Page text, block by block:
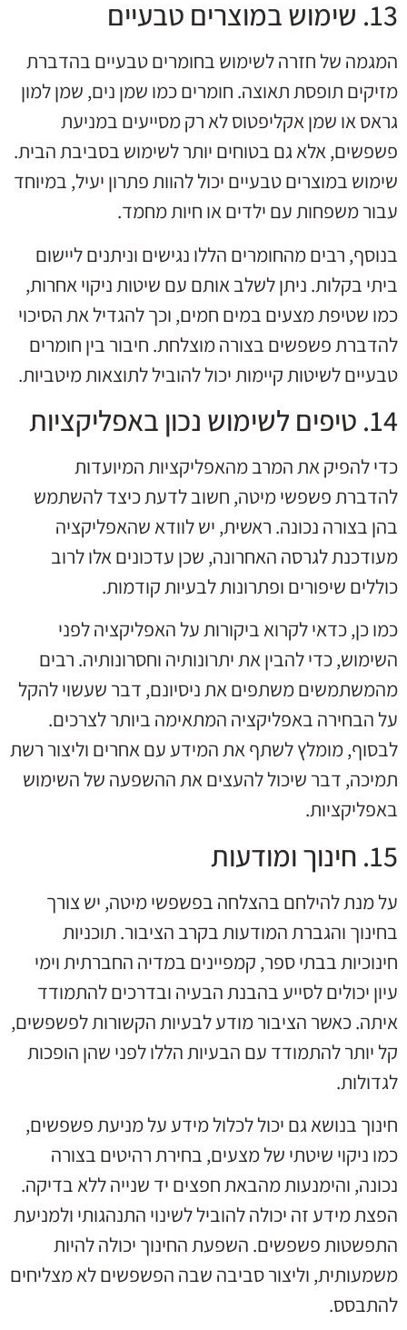
13. שימוש במוצרים טבעיים
המגמה של חזרה לשימוש בחומרים טבעיים בהדברת
מזיקים תופסת תאוצה. חומרים כמו שמן נים, שמן למון
גראס או שמן אקליפטוס לא רק מסייעים במניעת
פשפשים, אלא גם בטוחים יותר לשימוש בסביבת הבית.
שימוש במוצרים טבעיים יכול להוות פתרון יעיל, במיוחד
עבור משפחות עם ילדים או חיות מחמד.
בנוסף, רבים מהחומרים הללו נגישים וניתנים ליישום
ביתי בקלות. ניתן לשלב אותם עם שיטות ניקוי אחרות,
כמו שטיפת מצעים במים חמים, וכך להגדיל את הסיכוי
להדברת פשפשים בצורה מוצלחת. חיבור בין חומרים
טבעיים לשיטות קיימות יכול להוביל לתוצאות מיטביות.
14. טיפים לשימוש נכון באפליקציות
כדי להפיק את המרב מהאפליקציות המיועדות
להדברת פשפשי מיטה, חשוב לדעת כיצד להשתמש
בהן בצורה נכונה. ראשית, יש לוודא שהאפליקציה
מעודכנת לגרסה האחרונה, שכן עדכונים אלו לרוב
כוללים שיפורים ופתרונות לבעיות קודמות.
כמו כן, כדאי לקרוא ביקורות על האפליקציה לפני
השימוש, כדי להבין את יתרונותיה וחסרונותיה. רבים
מהמשתמשים משתפים את ניסיונם, דבר שעשוי להקל
על הבחירה באפליקציה המתאימה ביותר לצרכים.
לבסוף, מומלץ לשתף את המידע עם אחרים וליצור רשת
תמיכה, דבר שיכול להעצים את ההשפעה של השימוש
באפליקציות.
15. חינוך ומודעות
על מנת להילחם בהצלחה בפשפשי מיטה, יש צורך
בחינוך והגברת המודעות בקרב הציבור. תוכניות
חינוכיות בבתי ספר, קמפיינים במדיה החברתית וימי
עיון יכולים לסייע בהבנת הבעיה ובדרכים להתמודד
איתה. כאשר הציבור מודע לבעיות הקשורות לפשפשים,
קל יותר להתמודד עם הבעיות הללו לפני שהן הופכות
לגדולות.
חינוך בנושא גם יכול לכלול מידע על מניעת פשפשים,
כמו ניקוי שיטתי של מצעים, בחירת רהיטים בצורה
נכונה, והימנעות מהבאת חפצים יד שנייה ללא בדיקה.
הפצת מידע זה יכולה להוביל לשינוי התנהגותי ולמניעת
התפשטות פשפשים. השפעת החינוך יכולה להיות
משמעותית, וליצור סביבה שבה הפשפשים לא מצליחים
להתבסס.